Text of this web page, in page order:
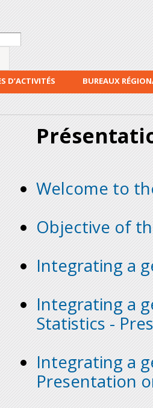
D’ACTIVITÉS
BUREAUX
Welcome to
Objective of
Integrating a
Integrating a
Statistics -
Integrating a
Presentation